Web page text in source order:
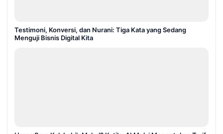
Testimoni, Konversi, dan Nurani: Tiga Kata yang Sedang
Menguji Bisnis Digital Kita